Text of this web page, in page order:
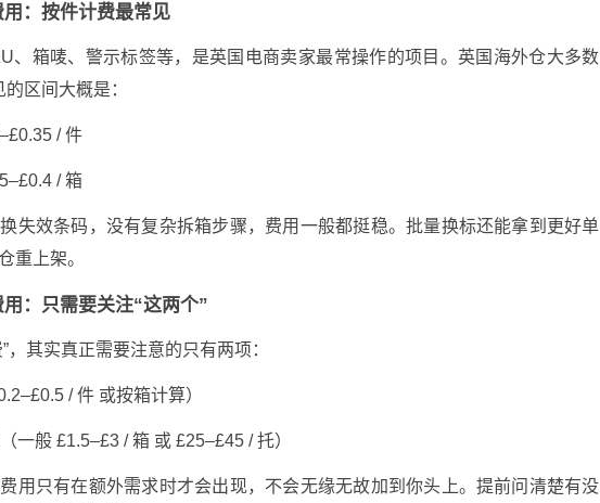
：按件计费最常见
、箱唛、警示标签等，是英国电商卖家最常操作的项目。英国海外仓大多数
区间大概是：
/ 件
/ 箱
失效条码，没有复杂拆箱步骤，费用一般都挺稳。批量换标还能拿到更好单
重上架。
：只需要关注“这两个”
，其实真正需要注意的只有两项：
/ 件 或按箱计算）
一般 £1.5–£3 / 箱 或 £25–£45 / 托）
用只有在额外需求时才会出现，不会无缘无故加到你头上。提前问清楚有没